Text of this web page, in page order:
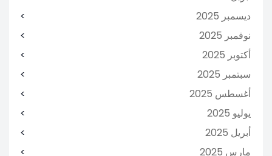
ديسمبر 2025
نوفمبر 2025
أكتوبر 2025
سبتمبر 2025
أغسطس 2025
يوليو 2025
أبريل 2025
مارس 2025